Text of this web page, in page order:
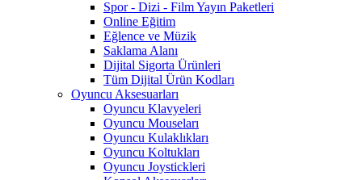
Spor - Dizi - Film Yayın Paketleri
Online Eğitim
Eğlence ve Müzik
Saklama Alanı
Dijital Sigorta Ürünleri
Tüm Dijital Ürün Kodları
Oyuncu Aksesuarları
Oyuncu Klavyeleri
Oyuncu Mouseları
Oyuncu Kulaklıkları
Oyuncu Koltukları
Oyuncu Joystickleri